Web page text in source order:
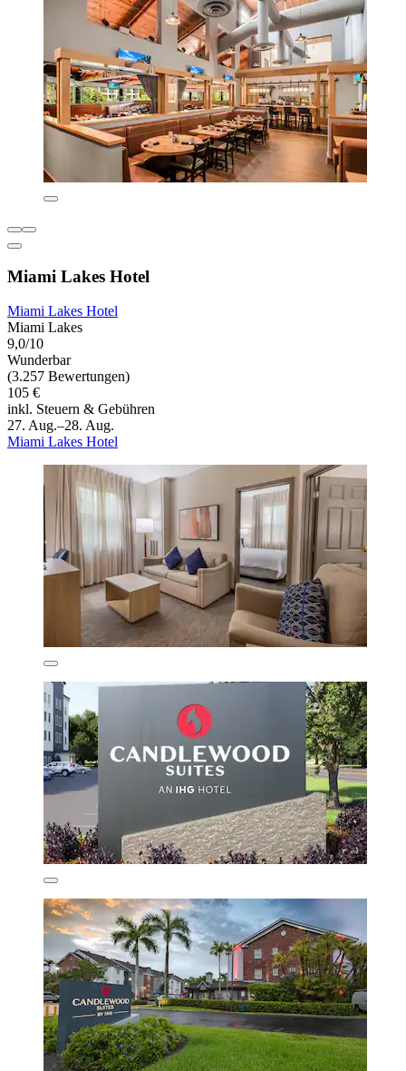
Miami Lakes Hotel
Miami Lakes Hotel
Miami Lakes
9,0/10
Wunderbar
(3.257 Bewertungen)
105 €
inkl. Steuern & Gebühren
27. Aug.–28. Aug.
Miami Lakes Hotel